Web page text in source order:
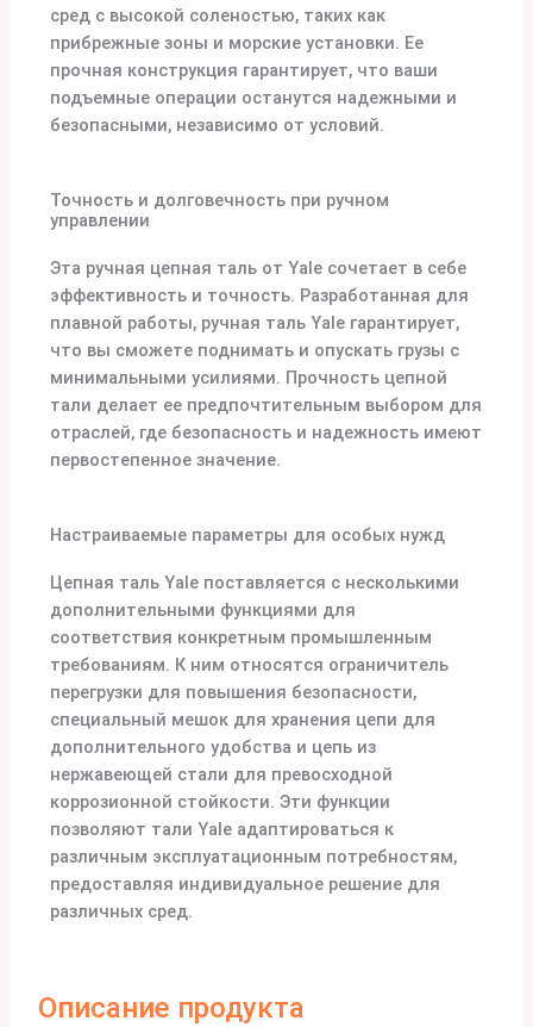
сред с высокой соленостью, таких как
прибрежные зоны и морские установки. Ее
прочная конструкция гарантирует, что ваши
подъемные операции останутся надежными и
безопасными, независимо от условий.
Точность и долговечность при ручном
управлении
Эта ручная цепная таль от Yale сочетает в себе
эффективность и точность. Разработанная для
плавной работы, ручная таль Yale гарантирует,
что вы сможете поднимать и опускать грузы с
минимальными усилиями. Прочность цепной
тали делает ее предпочтительным выбором для
отраслей, где безопасность и надежность имеют
первостепенное значение.
Настраиваемые параметры для особых нужд
Цепная таль Yale поставляется с несколькими
дополнительными функциями для
соответствия конкретным промышленным
требованиям. К ним относятся ограничитель
перегрузки для повышения безопасности,
специальный мешок для хранения цепи для
дополнительного удобства и цепь из
нержавеющей стали для превосходной
коррозионной стойкости. Эти функции
позволяют тали Yale адаптироваться к
различным эксплуатационным потребностям,
предоставляя индивидуальное решение для
различных сред.
Описание продукта